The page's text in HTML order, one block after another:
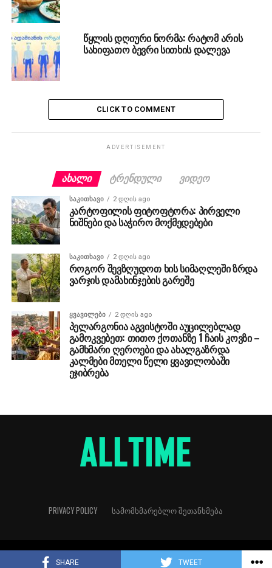
SHARE TWEET
წყლის დღიური ნორმა: რატომ არის
სახიფათო ბევრი სითხის დალევა
CLICK TO COMMENT
ADVERTISEMENT
ᲐᲮᲐᲚᲘ ᲢᲠᲔᲜᲓᲣᲚᲘ ᲕᲘᲓᲔᲝ
ᲡᲐᲙᲘᲗᲮᲐᲕᲘ 2 დღის ago
კარტოფილის ფიტოფტორა: პირველი
ნიშნები და საჭირო მოქმედებები
ᲡᲐᲙᲘᲗᲮᲐᲕᲘ 2 დღის ago
როგორ შევზღუდოთ ხის სიმაღლეში ზრდა
ვარჯის დამახინჯების გარეშე
ᲧᲕᲐᲕᲘᲚᲔᲑᲘ 2 დღის ago
პელარგონია აგვისტოში აუცილებლად
გამოკვებეთ: თითო ქოთანზე 1 ჩაის კოვზი –
გამხმარი ღეროები და ახალგაზრდა
კალმები მთელი წელი ყვავილობაში
ეჯიბრება
PRIVACY POLICY ᲡᲐᲛᲝᲛᲮᲛᲐᲠᲔᲑᲚᲝ ᲨᲔᲗᲐᲜᲮᲛᲔᲑᲐ
Copyright © 2018